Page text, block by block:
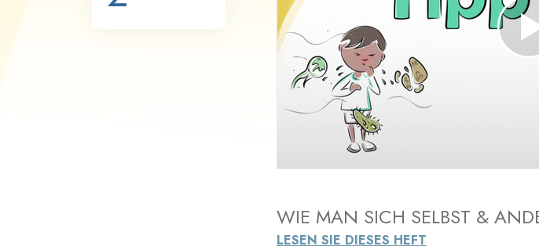
Liebe und Hass – Was ist Größe?
WIE MAN SICH SELBST &
LESEN SIE DIESES HEFT